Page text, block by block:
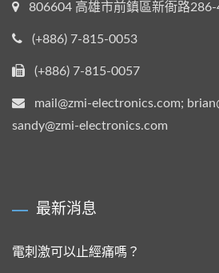
806604 高雄市前鎮區新衙路286-
(+886) 7-815-0053
(+886) 7-815-0057
mail@zmi-electronics.com;
sandy@zmi-electronics.com
最新消息
電刺激可以止經痛嗎？